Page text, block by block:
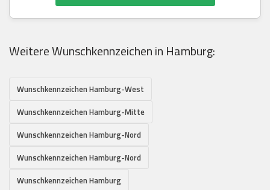
Weitere Wunschkennzeichen in Hamburg:
Wunschkennzeichen Hamburg-West
Wunschkennzeichen Hamburg-Mitte
Wunschkennzeichen Hamburg-Nord
Wunschkennzeichen Hamburg-Nord
Wunschkennzeichen Hamburg